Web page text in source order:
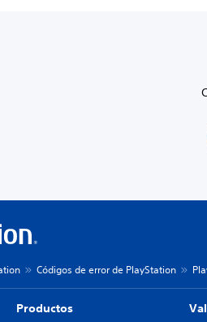
Códigos de error de PlayStation
Productos